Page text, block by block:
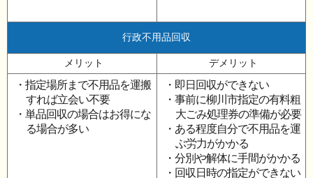
行政不用品回収
メリット デメリット
・指定場所まで不用品を運搬
すれば立会い不要
・単品回収の場合はお得にな
る場合が多い
・即日回収ができない
・事前に柳川市指定の有料粗
大ごみ処理券の準備が必要
・ある程度自分で不用品を運
ぶ労力がかかる
・分別や解体に手間がかかる
・回収日時の指定ができない